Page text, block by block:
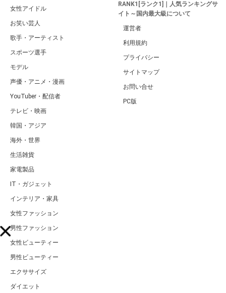
女性アイドル
お笑い芸人
歌手・アーティスト
スポーツ選手
モデル
声優・アニメ・漫画
YouTuber・配信者
テレビ・映画
韓国・アジア
海外・世界
生活雑貨
家電製品
IT・ガジェット
インテリア・家具
女性ファッション
男性ファッション
女性ビューティー
男性ビューティー
エクササイズ
ダイエット
RANK1[ランク1]｜人気ランキングサ
イト～国内最大級について
運営者
利用規約
プライバシー
サイトマップ
お問い合せ
PC版